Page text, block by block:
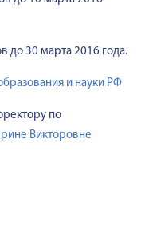
до 30 марта 2016 года.
и науки РФ
по
Викторовне